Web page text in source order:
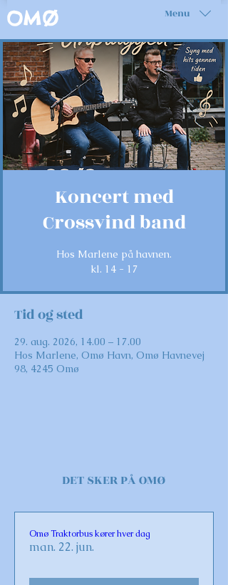
Menu
OMØ
Koncert med
Crossvind band
Hos Marlene på havnen.
kl. 14 - 17
Tid og sted
29. aug. 2026, 14.00 – 17.00
Hos Marlene, Omø Havn, Omø Havnevej
98, 4245 Omø
DET SKER PÅ OMØ
Omø Traktorbus kører hver dag
man. 22. jun.